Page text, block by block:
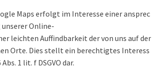
Maps erfolgt im Interesse einer ansprec
Online-
leichten Auffindbarkeit der von uns auf der
Orte. Dies stellt ein berechtigtes Interess
1 lit. f DSGVO dar.